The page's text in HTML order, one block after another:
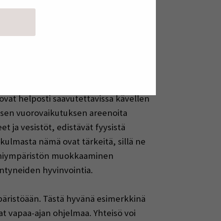
estävä tai rajoittava tekijä.
helposti saavutettavissa kävellen
vuorovaikutuksen areenoita
ja vesistöt, edistävät fyysistä
nämä ovat tärkeitä, sillä ne
muokkaaminen
hyvinvointia.
Tästä hyvänä esimerkkinä
ajan ohjelmaa. Yhteisö voi